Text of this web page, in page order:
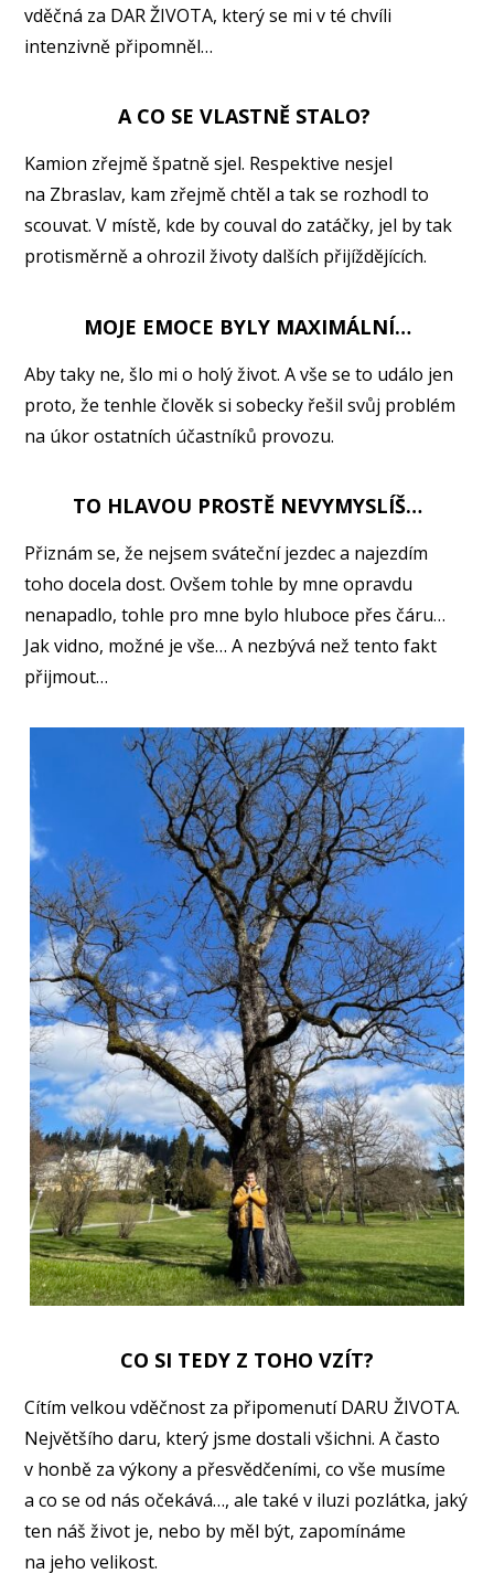
vděčná za DAR ŽIVOTA, který se mi v té chvíli
intenzivně připomněl…
A CO SE VLASTNĚ STALO?
Kamion zřejmě špatně sjel. Respektive nesjel
na Zbraslav, kam zřejmě chtěl a tak se rozhodl to
scouvat. V místě, kde by couval do zatáčky, jel by tak
protisměrně a ohrozil životy dalších přijíždějících.
MOJE EMOCE BYLY MAXIMÁLNÍ…
Aby taky ne, šlo mi o holý život. A vše se to událo jen
proto, že tenhle člověk si sobecky řešil svůj problém
na úkor ostatních účastníků provozu.
TO HLAVOU PROSTĚ NEVYMYSLÍŠ…
Přiznám se, že nejsem sváteční jezdec a najezdím
toho docela dost. Ovšem tohle by mne opravdu
nenapadlo, tohle pro mne bylo hluboce přes čáru…
Jak vidno, možné je vše… A nezbývá než tento fakt
přijmout…
CO SI TEDY Z TOHO VZÍT?
Cítím velkou vděčnost za připomenutí DARU ŽIVOTA.
Největšího daru, který jsme dostali všichni. A často
v honbě za výkony a přesvědčeními, co vše musíme
a co se od nás očekává…, ale také v iluzi pozlátka, jaký
ten náš život je, nebo by měl být, zapomínáme
na jeho velikost.